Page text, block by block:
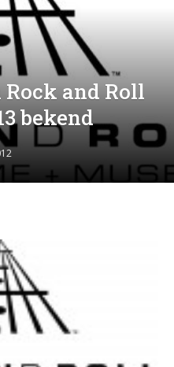
and Roll
bekend